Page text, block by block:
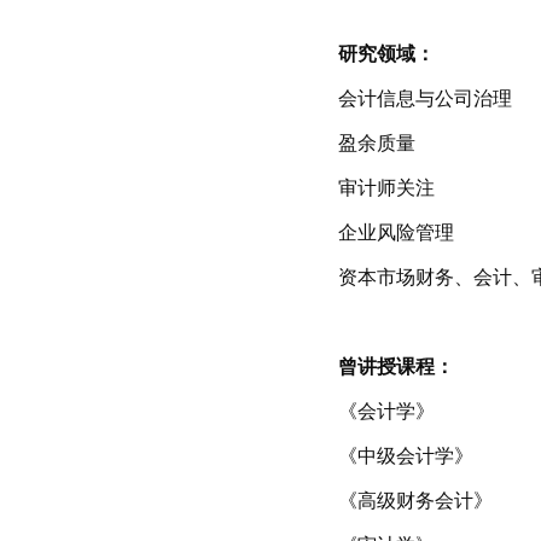
研究领域：
会计信息与公司治理
盈余质量
审计师关注
企业风险管理
资本市场财务、会计、
曾讲授课程：
《会计学》
《中级会计学》
《高级财务会计》